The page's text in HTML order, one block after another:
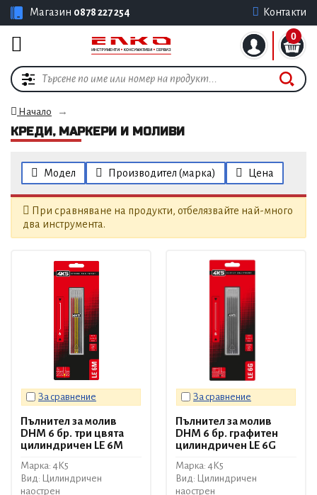
Магазин 0878 227 254 Контакти
0
Начало
КРЕДИ, МАРКЕРИ И МОЛИВИ
Модел Производител (марка) Цена
При сравняване на продукти, отбелязвайте най-много
два инструмента.
За сравнение
Пълнител за молив
DHM 6 бр. три цвята
цилиндричен LE 6M
Марка: 4K5
Вид: Цилиндричен
наострен
За сравнение
Пълнител за молив
DHM 6 бр. графитен
цилиндричен LE 6G
Марка: 4K5
Вид: Цилиндричен
наострен